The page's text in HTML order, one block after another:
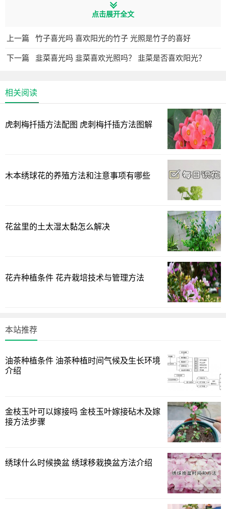
植株和花朵直接接触阳光，这样才能保证它正常的生长。
药生长速度变慢，养护期间应有充足的光照，在冬季的时要
芍药耐阴
芍药耐阴，它的养护环境要求温和凉爽，春秋可多见太
阳，夏天高温时需要放置于半阴半阳处，宜栽培于肥沃、深
芍药光照要求
芍药喜阳光充足的环境，生长期每天至少要接受4小时的阳
栽的芍药夏季中午应遮阳。
芍药不见阳光不行，它只有在阳光充足的环境下生长趋势
才会很好，而且它的生长环境要是温暖通风的，有充足的光
芍药夏季怕阳光直射，它适宜栽在遮荫处，这样对它的生
长更好，芍药为肉质根，喜肥怕涝，在排水良好且含丰富庸
殖质的沙质壤土中生长良好。
芍药可以晒太阳，但是不能被暴晒，否则容易被灼伤，这
样就会出现枯萎死亡的现象，夏季养护芍药需要适当为其采
上面(绿植迷网)为您介绍的芍药喜光吗的全面方法讲解，希
点击展开全文
上一篇 竹子喜光吗 喜欢阳光的竹子 光照是竹子的喜好
下一篇 韭菜喜光吗 韭菜喜欢光照吗？ 韭菜是否喜欢阳光？
相关阅读
虎刺梅扦插方法配图 虎刺梅扦插方法图解
木本绣球花的养殖方法和注意事项有哪些
花盆里的土太湿太黏怎么解决
花卉种植条件 花卉栽培技术与管理方法
本站推荐
油茶种植条件 油茶种植时间气候及生长环境
介绍
金枝玉叶可以嫁接吗 金枝玉叶嫁接砧木及嫁
接方法步骤
绣球什么时候换盆 绣球移栽换盆方法介绍